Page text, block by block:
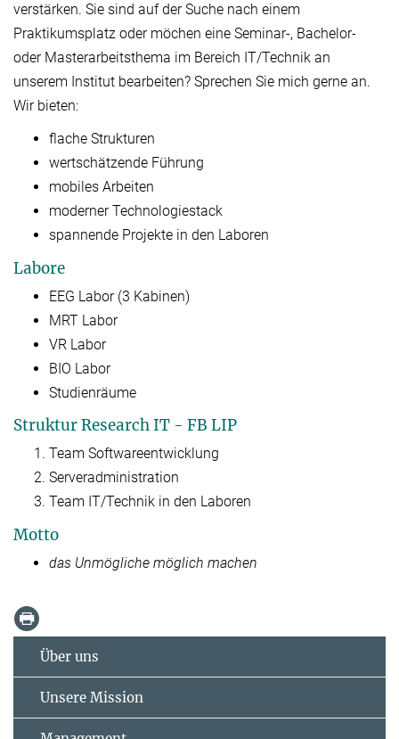
verstärken. Sie sind auf der Suche nach einem
Praktikumsplatz oder möchen eine Seminar-, Bachelor-
oder Masterarbeitsthema im Bereich IT/Technik an
unserem Institut bearbeiten? Sprechen Sie mich gerne an.
Wir bieten:
flache Strukturen
wertschätzende Führung
mobiles Arbeiten
moderner Technologiestack
spannende Projekte in den Laboren
Labore
EEG Labor (3 Kabinen)
MRT Labor
VR Labor
BIO Labor
Studienräume
Struktur Research IT - FB LIP
Team Softwareentwicklung
Serveradministration
Team IT/Technik in den Laboren
Motto
das Unmögliche möglich machen
Über uns
Unsere Mission